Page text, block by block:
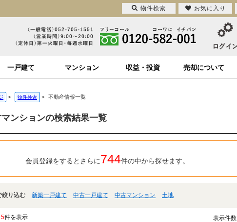
一戸建て マンション 収益・投資 売却について
> 物件検索 > 不動産情報一覧
ンションの検索結果一覧
会員登録をするとさらに744件の中から探せます。
絞り込む 新築一戸建て 中古一戸建て 中古マンション 土地
5件を表示 表示件数
物件検索 お気に入り